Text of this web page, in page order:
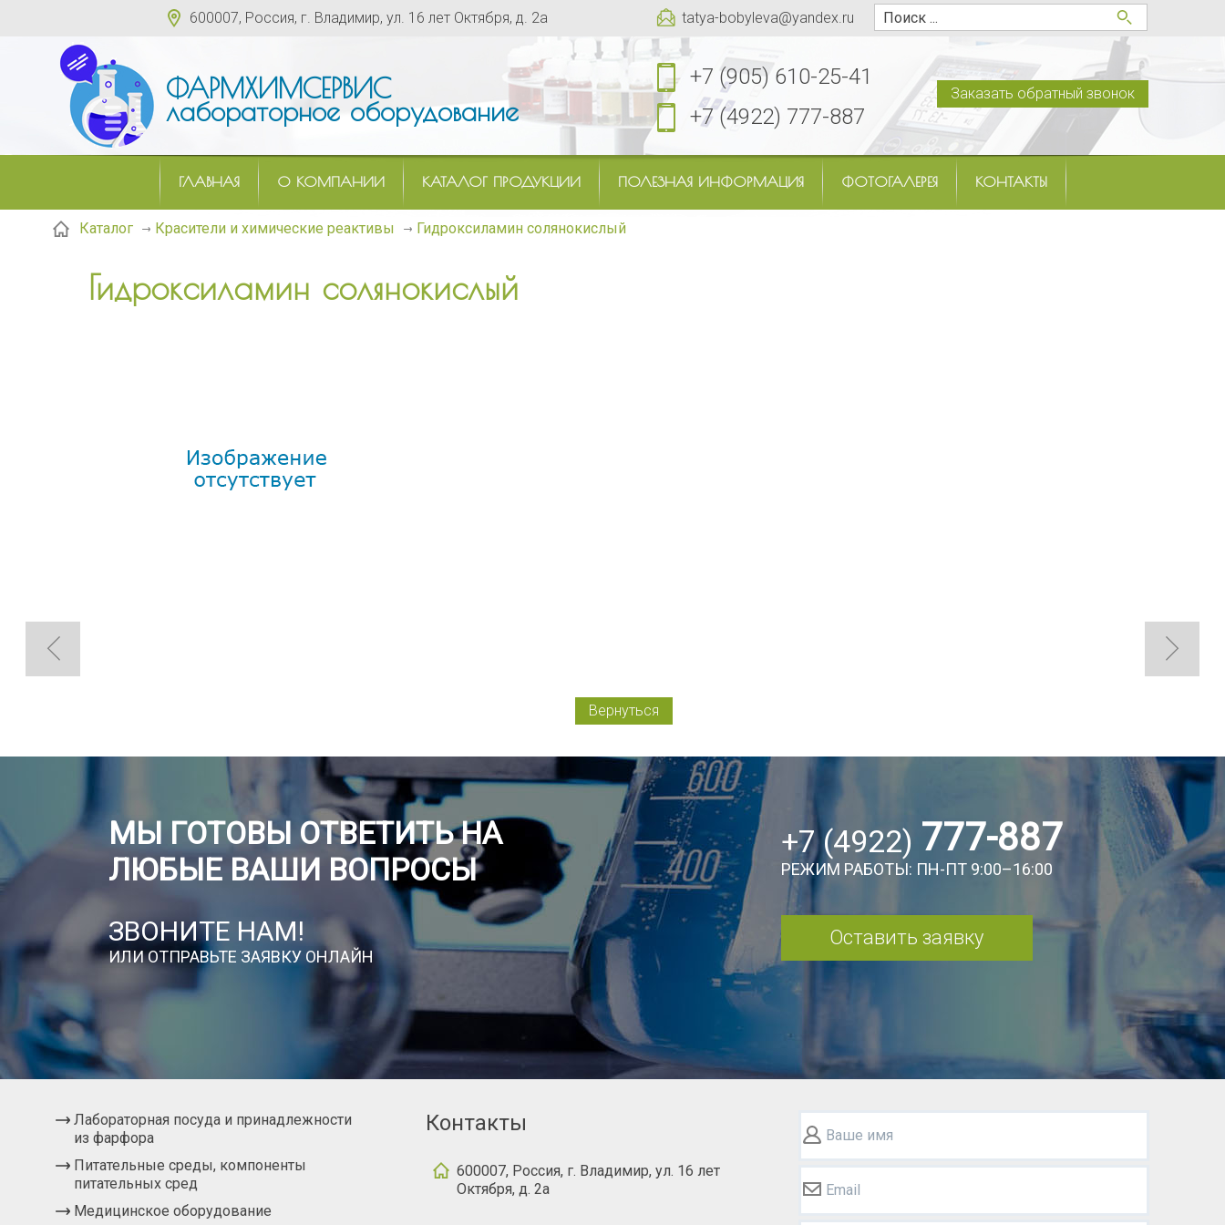
tatya-bobyleva@yandex.ru
600007, Россия, г. Владимир, ул. 16 лет Октября, д. 2а
ФАРМХИМСЕРВИС
лабораторное оборудование
+7 (905) 610-25-41
+7 (4922) 777-887
Заказать обратный звонок
ГЛАВНАЯ О КОМПАНИИ КАТАЛОГ ПРОДУКЦИИ ПОЛЕЗНАЯ ИНФОРМАЦИЯ ФОТОГАЛЕРЕЯ КОНТАКТЫ
Каталог Красители и химические реактивы Гидроксиламин солянокислый
Гидроксиламин солянокислый
Вернуться
МЫ ГОТОВЫ ОТВЕТИТЬ НА
ЛЮБЫЕ ВАШИ ВОПРОСЫ
ЗВОНИТЕ НАМ!
ИЛИ ОТПРАВЬТЕ ЗАЯВКУ ОНЛАЙН
+7 (4922) 777-887
РЕЖИМ РАБОТЫ: ПН-ПТ 9:00–16:00
Оставить заявку
Лабораторная посуда и принадлежности
из фарфора
Питательные среды, компоненты
питательных сред
Медицинское оборудование
Контакты
600007, Россия, г. Владимир, ул. 16 лет
Октября, д. 2а
Ваше имя
Email